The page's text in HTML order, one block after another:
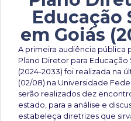
Educação
em Goiás
A primeira audiência pública
Plano Diretor para Educação
(2024-2033) foi realizada na
(02/08) na Universidade
serão realizados dez
estado, para a análise e
estabeleça diretrizes que